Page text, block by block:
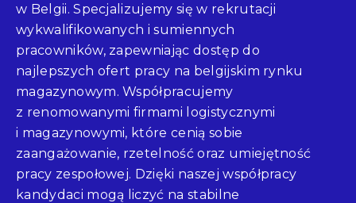
w Belgii. Specjalizujemy się w rekrutacji
wykwalifikowanych i sumiennych
pracowników, zapewniając dostęp do
najlepszych ofert pracy na belgijskim rynku
magazynowym. Współpracujemy
z renomowanymi firmami logistycznymi
i magazynowymi, które cenią sobie
zaangażowanie, rzetelność oraz umiejętność
pracy zespołowej. Dzięki naszej współpracy
kandydaci mogą liczyć na stabilne